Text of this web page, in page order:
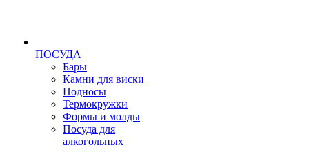
ПОСУДА
Бары
Камни для виски
Подносы
Термокружки
Формы и молды
Посуда для
алкогольных